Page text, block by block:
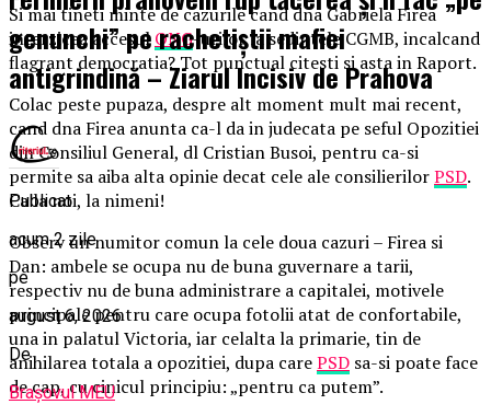
Si mai tineti minte de cazurile cand dna Gabriela Firea
interzicea accesulONG-urilor la sedintele CGMB, incalcand
flagrant democratia? Tot punctual citesti si asta in Raport.
Colac peste pupaza, despre alt moment mult mai recent,
cand dna Firea anunta ca-l da in judecata pe seful Opozitiei
din Consiliul General, dl Cristian Busoi, pentru ca-si
permite sa aiba alta opinie decat cele ale consilierilorPSD.
Ca la noi, la nimeni!
Observ un numitor comun la cele doua cazuri – Firea si
Dan: ambele se ocupa nu de buna guvernare a tarii,
respectiv nu de buna administrare a capitalei, motivele
principale pentru care ocupa fotolii atat de confortabile,
una in palatul Victoria, iar celalta la primarie, tin de
anihilarea totala a opozitiei, dupa carePSD sa-si poate face
de cap, cu cinicul principiu: „pentru ca putem”.
genunchi” pe rachetiștii mafiei
antigrindină – Ziarul Incisiv de Prahova
Publicat
acum 2 zile
pe
august 6, 2026
De
Brașovul MEU